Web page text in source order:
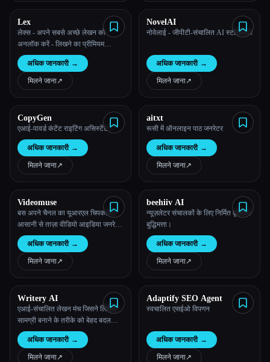
Lex
लेक्स - अपने सबसे अच्छे लेखन को
अनलॉक करें - लिखने का प्रीमियम
अनुभव।
अधिक जानकारी →
मिलने जाना↗︎
NovelAI
नोवेलाई - जीपीटी-संचालित AI स्टोरीटेलर
अधिक जानकारी →
मिलने जाना↗︎
CopyGen
एआई-पावर्ड कंटेंट राइटिंग असिस्टेंट।
अधिक जानकारी →
मिलने जाना↗︎
aitxt
रूसी में ऑनलाइन पाठ जनरेटर
अधिक जानकारी →
मिलने जाना↗︎
Videomuse
बस अपने चैनल का यूआरएल चिपकाकर
आसानी से ताज़ा वीडियो आइडिया जनरेट
करें। सेकंड में, अपनी सामग्री के अनुरूप
प्रेरणा का खजाना प्राप्त करें।
अधिक जानकारी →
मिलने जाना↗︎
beehiiv AI
न्यूज़लेटर संचालकों के लिए निर्मित कृत्रिम
बुद्धिमत्ता।
अधिक जानकारी →
मिलने जाना↗︎
Writery AI
एआई-संचालित लेखन मंच जिसने लिखित
सामग्री बनाने के तरीके को बेहद बदल
दिया है। किसी विषय या कीवर्ड से अपना
लेख लिखें।
अधिक जानकारी →
मिलने जाना↗︎
Adaptify SEO Agent
स्वचालित एसईओ विपणन
अधिक जानकारी →
मिलने जाना↗︎